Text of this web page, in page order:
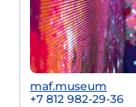
maf.museum
+7 812 982-29-36